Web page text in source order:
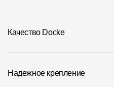
Адрес
Сб-Вс - выходной
Качество Docke
Надежное крепление